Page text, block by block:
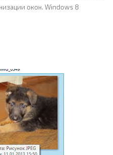
окон. Windows 8